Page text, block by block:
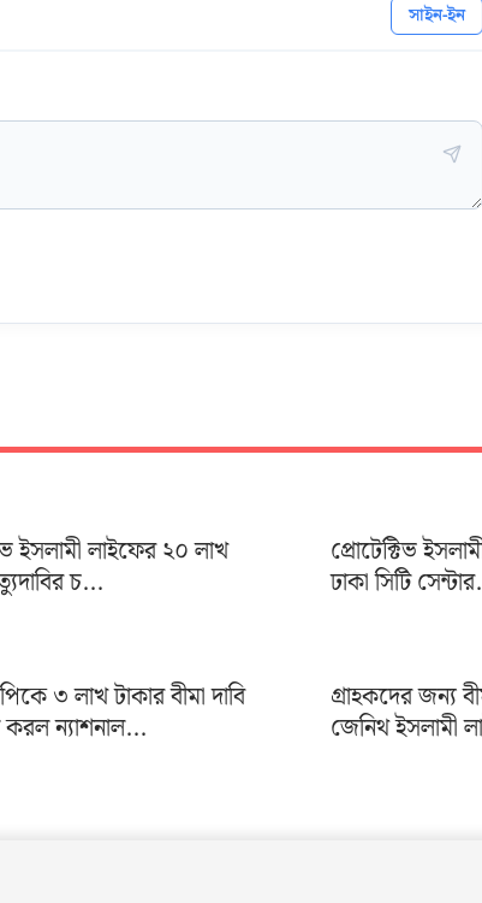
সাইন-ইন
ইসলামী লাইফের ২০ লাখ
চ...
প্রোটেক্টিভ
ঢাকা সিটি
৩ লাখ টাকার বীমা দাবি
ন্যাশনাল...
গ্রাহকদের জন্য
জেনিথ ইসলামী